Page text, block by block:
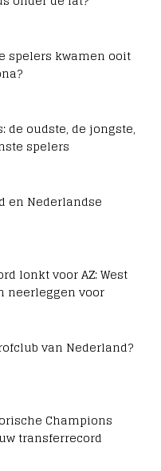
spelers kwamen ooit
de oudste, de jongste,
spelers
en Nederlandse
lonkt voor AZ: West
neerleggen voor
van Nederland?
Champions
transferrecord